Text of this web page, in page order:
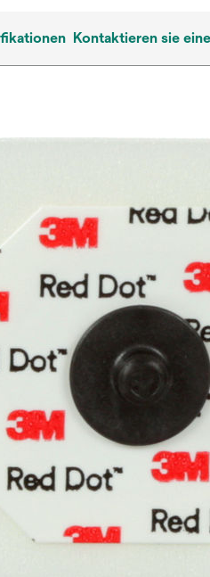
Kontaktieren sie